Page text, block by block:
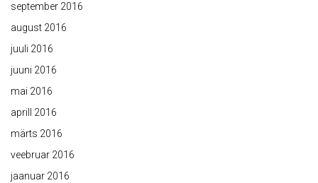
september 2016
august 2016
juuli 2016
juuni 2016
mai 2016
aprill 2016
märts 2016
veebruar 2016
jaanuar 2016